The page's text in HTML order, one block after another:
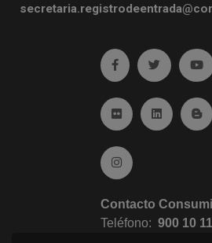
Ir a facebook
Ir a Ir
Ir a Flickr (abre
Ir a Ir
Ir a Instagram
Contacto
Teléfono: 900 10